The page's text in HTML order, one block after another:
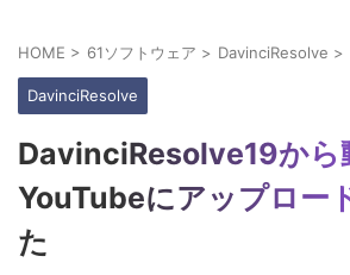
HOME > 61ソフトウェア > DavinciResolve >
DavinciResolve
DavinciResolve19から
YouTubeにアップロー
た